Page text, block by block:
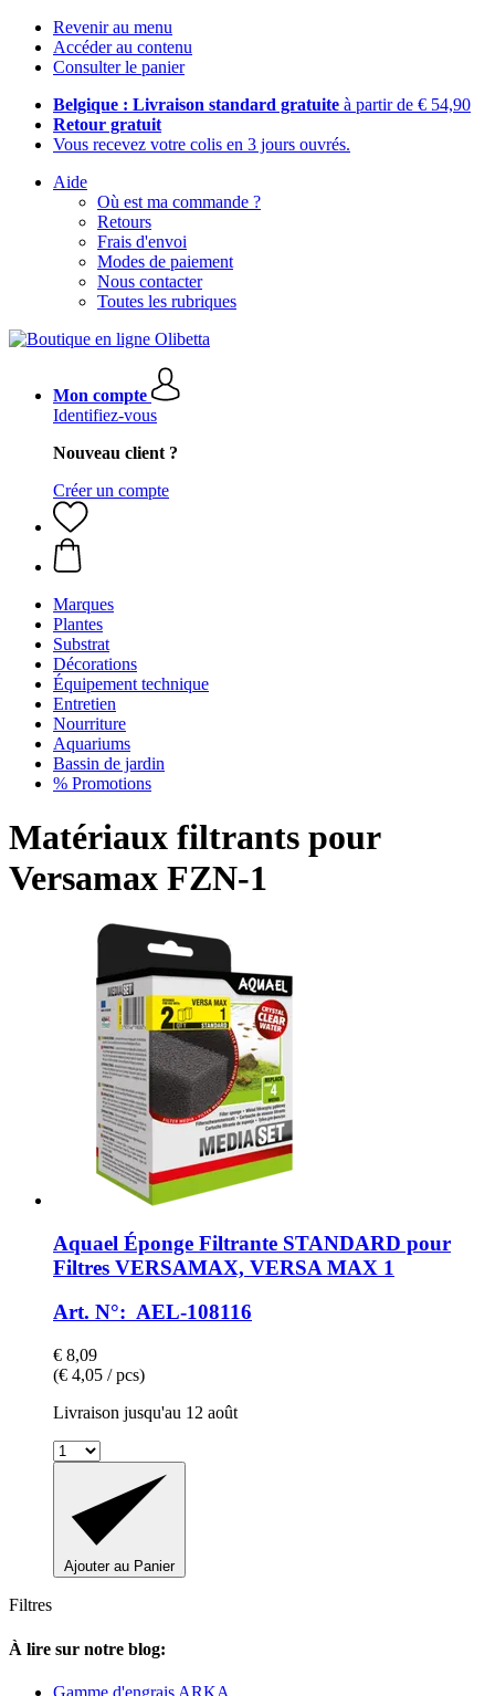
Revenir au menu
Accéder au contenu
Consulter le panier
Belgique : Livraison standard gratuite à partir de € 54,90
Retour gratuit
Vous recevez votre colis en 3 jours ouvrés.
Aide
Où est ma commande ?
Retours
Frais d'envoi
Modes de paiement
Nous contacter
Toutes les rubriques
Mon compte
Identifiez-vous
Nouveau client ?
Créer un compte
Marques
Plantes
Substrat
Décorations
Équipement technique
Entretien
Nourriture
Aquariums
Bassin de jardin
% Promotions
Matériaux filtrants pour
Versamax FZN-1
Aquael Éponge Filtrante STANDARD pour
Filtres VERSAMAX, VERSA MAX 1
Art. N°: AEL-108116
€ 8,09
(€ 4,05 / pcs)
Livraison jusqu'au 12 août
Ajouter au Panier
Filtres
À lire sur notre blog:
Gamme d'engrais ARKA